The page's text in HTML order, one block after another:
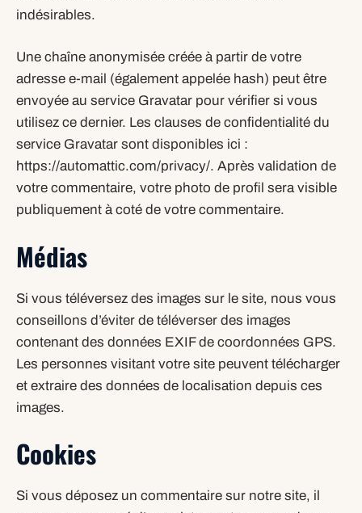
indésirables.
Une chaîne anonymisée créée à partir de votre
adresse e-mail (également appelée hash) peut être
envoyée au service Gravatar pour vérifier si vous
utilisez ce dernier. Les clauses de confidentialité du
service Gravatar sont disponibles ici :
https://automattic.com/privacy/. Après validation de
votre commentaire, votre photo de profil sera visible
publiquement à coté de votre commentaire.
Médias
Si vous téléversez des images sur le site, nous vous
conseillons d’éviter de téléverser des images
contenant des données EXIF de coordonnées GPS.
Les personnes visitant votre site peuvent télécharger
et extraire des données de localisation depuis ces
images.
Cookies
Si vous déposez un commentaire sur notre site, il